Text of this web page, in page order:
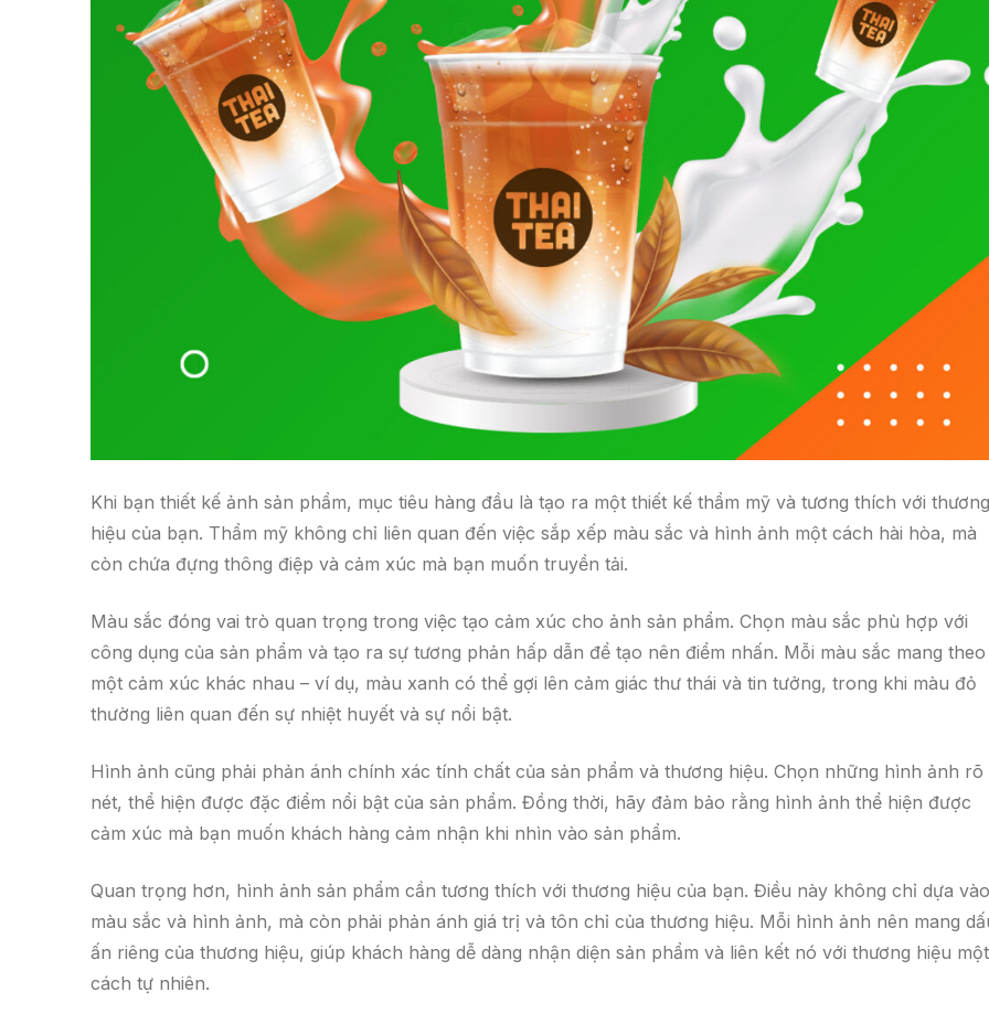
Khi bạn thiết kế ảnh sản phẩm, mục tiêu hàng đầu là tạo ra một thiết kế thẩm mỹ và tương thích với thương
hiệu của bạn. Thẩm mỹ không chỉ liên quan đến việc sắp xếp màu sắc và hình ảnh một cách hài hòa, mà
còn chứa đựng thông điệp và cảm xúc mà bạn muốn truyền tải.
Màu sắc đóng vai trò quan trọng trong việc tạo cảm xúc cho ảnh sản phẩm. Chọn màu sắc phù hợp với
công dụng của sản phẩm và tạo ra sự tương phản hấp dẫn để tạo nên điểm nhấn. Mỗi màu sắc mang theo
một cảm xúc khác nhau – ví dụ, màu xanh có thể gợi lên cảm giác thư thái và tin tưởng, trong khi màu đỏ
thường liên quan đến sự nhiệt huyết và sự nổi bật.
Hình ảnh cũng phải phản ánh chính xác tính chất của sản phẩm và thương hiệu. Chọn những hình ảnh rõ
nét, thể hiện được đặc điểm nổi bật của sản phẩm. Đồng thời, hãy đảm bảo rằng hình ảnh thể hiện được
cảm xúc mà bạn muốn khách hàng cảm nhận khi nhìn vào sản phẩm.
Quan trọng hơn, hình ảnh sản phẩm cần tương thích với thương hiệu của bạn. Điều này không chỉ dựa vào
màu sắc và hình ảnh, mà còn phải phản ánh giá trị và tôn chỉ của thương hiệu. Mỗi hình ảnh nên mang
ấn riêng của thương hiệu, giúp khách hàng dễ dàng nhận diện sản phẩm và liên kết nó với thương hiệu một
cách tự nhiên.